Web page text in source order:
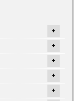
+
+
+
+
+